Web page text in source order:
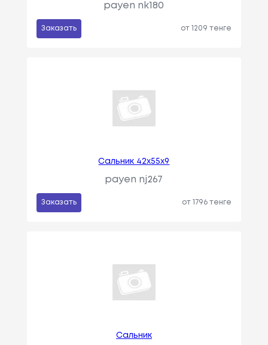
payen nk180
Заказать от 1209 тенге
Сальник 42x55x9
payen nj267
Заказать от 1796 тенге
Сальник